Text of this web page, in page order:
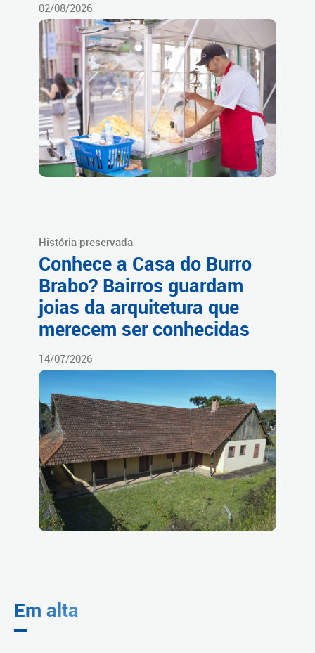
02/08/2026
História preservada
Conhece a Casa do Burro
Brabo? Bairros guardam
joias da arquitetura que
merecem ser conhecidas
14/07/2026
Em alta